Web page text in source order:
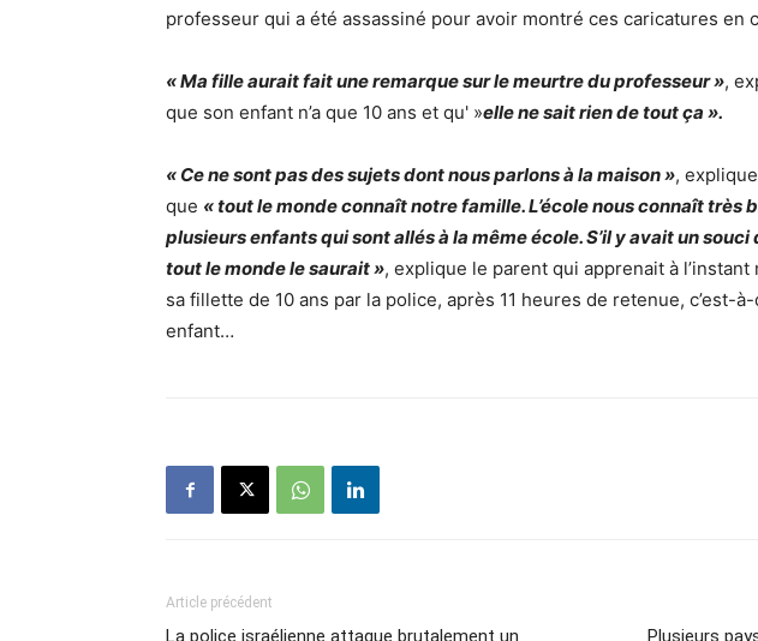
professeur qui a été assassiné pour avoir montré ces caricatures en
« Ma fille aurait fait une remarque sur le meurtre du professeur »,
que son enfant n’a que 10 ans et qu' »elle ne sait rien de tout ça ».
« Ce ne sont pas des sujets dont nous parlons à la maison »,
que « tout le monde connaît notre famille. L’école nous connaît très
plusieurs enfants qui sont allés à la même école. S’il y avait un
tout le monde le saurait », explique le parent qui apprenait à
sa fillette de 10 ans par la police, après 11 heures de retenue, c’est-
enfant…
Article précédent
La police israélienne attaque brutalement un
Plusieurs